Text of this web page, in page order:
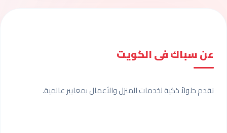
عن سباك فى الكويت
نقدم حلولاً ذكية لخدمات المنزل والأعمال بمعايير عالمية.